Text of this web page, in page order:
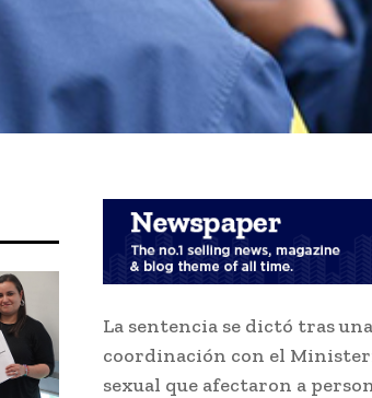
La sentencia se dictó tras
coordinación con el
sexual que afectaron a